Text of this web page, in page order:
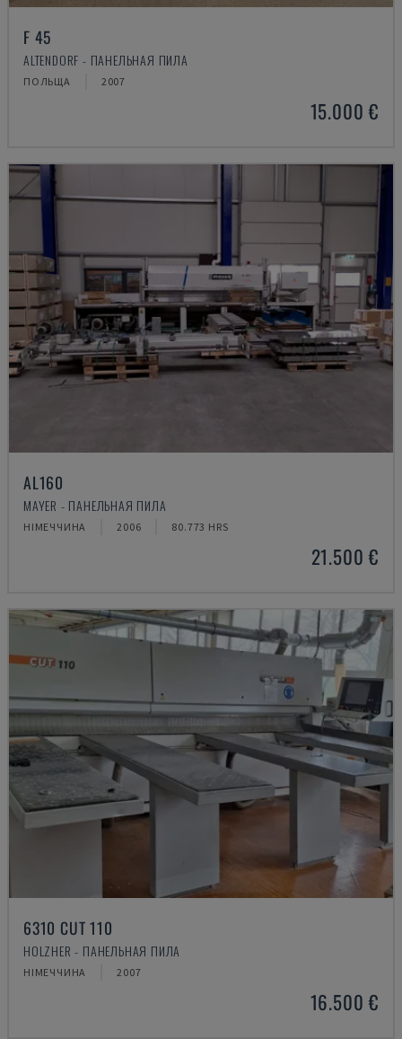
F 45
ALTENDORF - ПАНЕЛЬНАЯ ПИЛА
ПОЛЬЩА 2007
15.000 €
AL160
MAYER - ПАНЕЛЬНАЯ ПИЛА
НІМЕЧЧИНА 2006 80.773 HRS
21.500 €
6310 CUT 110
HOLZHER - ПАНЕЛЬНАЯ ПИЛА
НІМЕЧЧИНА 2007
16.500 €